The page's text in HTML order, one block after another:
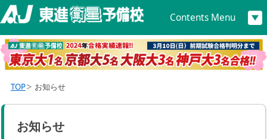
Contents Menu
TOP お知らせ
お知らせ